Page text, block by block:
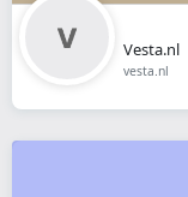
Vesta.nl
vesta.nl